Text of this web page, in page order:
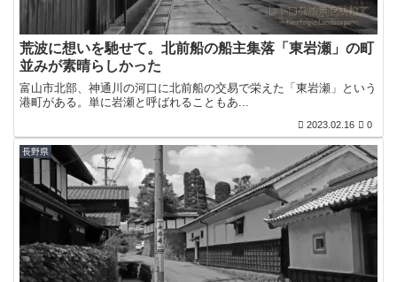
荒波に想いを馳せて。北前船の船主集落「東岩瀬」の町
並みが素晴らしかった
富山市北部、神通川の河口に北前船の交易で栄えた「東岩瀬」という
港町がある。単に岩瀬と呼ばれることもあ...
2023.02.16 0
長野県